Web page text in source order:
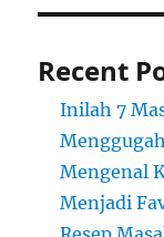
Recent
Inilah 7
Mengenal
Menjadi